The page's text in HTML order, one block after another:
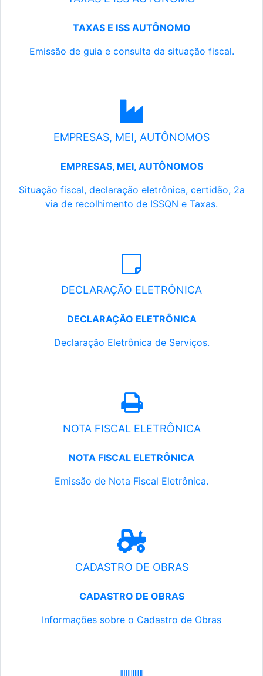
TAXAS E ISS AUTÔNOMO
Emissão de guia e consulta da situação fiscal.
EMPRESAS, MEI, AUTÔNOMOS
EMPRESAS, MEI, AUTÔNOMOS
Situação fiscal, declaração eletrônica, certidão, 2a
via de recolhimento de ISSQN e Taxas.
DECLARAÇÃO ELETRÔNICA
DECLARAÇÃO ELETRÔNICA
Declaração Eletrônica de Serviços.
NOTA FISCAL ELETRÔNICA
NOTA FISCAL ELETRÔNICA
Emissão de Nota Fiscal Eletrônica.
CADASTRO DE OBRAS
CADASTRO DE OBRAS
Informações sobre o Cadastro de Obras